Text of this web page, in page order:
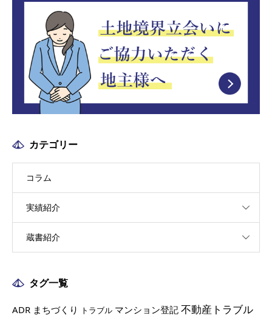
カテゴリー
コラム
実績紹介
蔵書紹介
タグ一覧
ADR まちづくり トラブル マンション登記 不動産トラブル